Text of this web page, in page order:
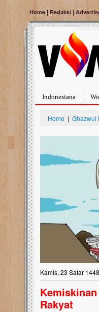
Home | Redaksi |
Indonesiana
Home | Ghazwul
Kamis, 23 Safar
Rakyat